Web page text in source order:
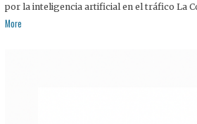
por la inteligencia artificial en el tráfico La
More